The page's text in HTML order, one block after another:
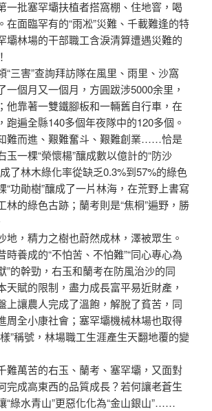
一批塞罕壩扶植者搭窩棚、住地窨，喝
在面臨罕有的“雨凇”災難、千載難逢的特
壩林場的干部職工含淚清算遭遇災難的
害”查詢拜訪隊在風里、雨里、沙窩
一個月又一個月，方圓跋涉5000余里，
他靠著一雙鐵腳板和一輛舊自行車，在
跑遍全縣140多個年夜隊中的120多個。
而進、艱難奮斗、艱難創業……恰是
玉一棵“榮懷楊”釀成數以億計的“防沙
了林木綠化率從缺乏0.3%到57%的綠色
“功勛樹”釀成了一片林海，在荒野上書寫
林的綠色古跡；蘭考則是“焦桐”遍野，勝
，精力之樹也蔚然成林，澤被眾生。
時養成的“不怕苦、不怕難”“同心專心為
”的幹勁，右玉和蘭考在防風治沙的同
天賦的限制，盡力成長富平易近財產，
上讓農人完成了溫飽，解脫了貧苦，同
周全小康社會；塞罕壩機械林場也取得
”稱號，林場職工生涯產生天翻地覆的變
萬苦的右玉、蘭考、塞罕壩，又面對
完成高東西的品質成長？若何讓老蒼生
“綠水青山”更惡化化為“金山銀山”……